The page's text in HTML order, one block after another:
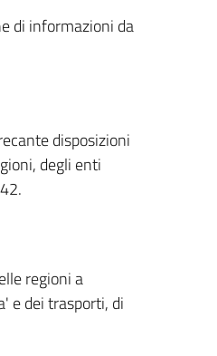
di informazioni da
disposizioni
degli enti
regioni a
e dei trasporti, di